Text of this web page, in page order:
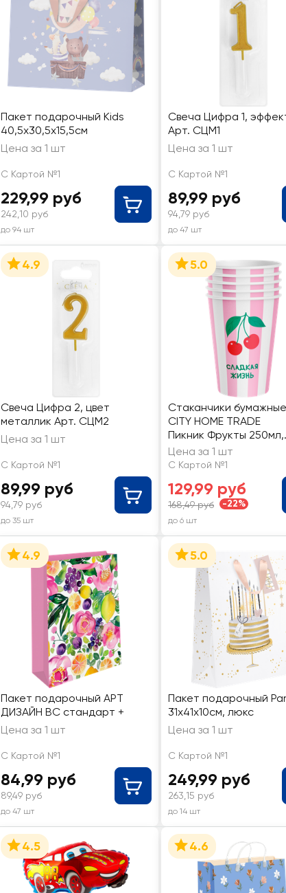
Пакет подарочный Kids
40,5х30,5х15,5см
Цена за 1 шт
С Картой №1
229,99 руб
242,10 руб
до 94 шт
Свеча Цифра 1,
Арт. СЦМ1
Цена за 1 шт
С Картой №1
89,99 руб
94,79 руб
до 47 шт
4.9
Свеча Цифра 2, цвет
металлик Арт. СЦМ2
Цена за 1 шт
С Картой №1
89,99 руб
94,79 руб
до 35 шт
5.0
Стаканчики бумажные
CITY HOME TRADE
Пикник Фрукты 250мл,
Арт. CUP250
Цена за 1 шт
С Картой №1
129,99 руб
168,49 руб -22%
до 6 шт
4.9
Пакет подарочный АРТ
ДИЗАЙН BC стандарт +
Цена за 1 шт
С Картой №1
84,99 руб
89,49 руб
до 47 шт
5.0
Пакет подарочный
31х41х10см, люкс
Цена за 1 шт
С Картой №1
249,99 руб
263,15 руб
до 14 шт
4.5 4.6